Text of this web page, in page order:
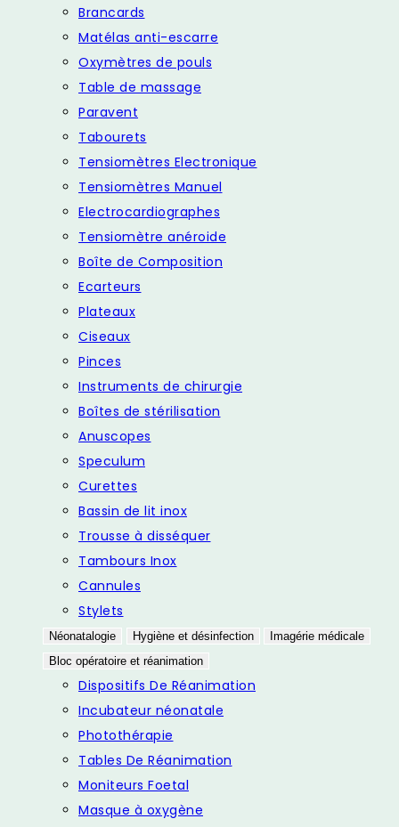
Brancards
Matélas anti-escarre
Oxymètres de pouls
Table de massage
Paravent
Tabourets
Tensiomètres Electronique
Tensiomètres Manuel
Electrocardiographes
Tensiomètre anéroide
Boîte de Composition
Ecarteurs
Plateaux
Ciseaux
Pinces
Instruments de chirurgie
Boîtes de stérilisation
Anuscopes
Speculum
Curettes
Bassin de lit inox
Trousse à disséquer
Tambours Inox
Cannules
Stylets
Néonatalogie Hygiène et désinfection
Imagérie médicale
Bloc opératoire et réanimation
Dispositifs De Réanimation
Incubateur néonatale
Photothérapie
Tables De Réanimation
Moniteurs Foetal
Masque à oxygène